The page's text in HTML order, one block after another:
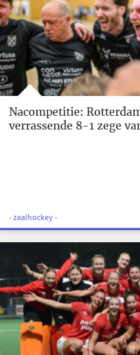
Nacompetitie:
verrassende 8-1 zege
- zaalhockey -